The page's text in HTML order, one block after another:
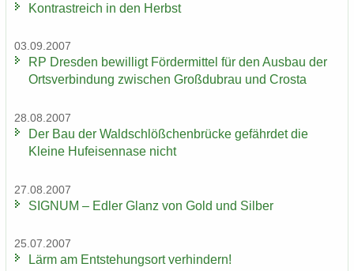
Kon­trast­reich in den Herbst
03.09.2007
RP Dres­den be­wil­ligt För­der­mit­tel für den Aus­bau der
Orts­ver­bin­dung zwi­schen Groß­du­brau und Crosta
28.08.2007
Der Bau der Wald­schlöß­chen­brü­cke ge­fähr­det die
Klei­ne Huf­ei­sen­na­se nicht
27.08.2007
SI­GNUM – Edler Glanz von Gold und Sil­ber
25.07.2007
Lärm am Ent­ste­hungs­ort ver­hin­dern!